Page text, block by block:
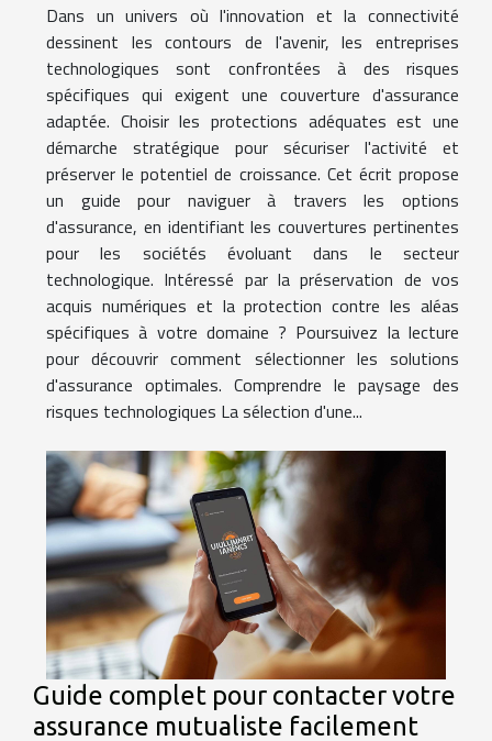
Dans un univers où l'innovation et la connectivité
dessinent les contours de l'avenir, les entreprises
technologiques sont confrontées à des risques
spécifiques qui exigent une couverture d'assurance
adaptée. Choisir les protections adéquates est une
démarche stratégique pour sécuriser l'activité et
préserver le potentiel de croissance. Cet écrit propose
un guide pour naviguer à travers les options
d'assurance, en identifiant les couvertures pertinentes
pour les sociétés évoluant dans le secteur
technologique. Intéressé par la préservation de vos
acquis numériques et la protection contre les aléas
spécifiques à votre domaine ? Poursuivez la lecture
pour découvrir comment sélectionner les solutions
d'assurance optimales. Comprendre le paysage des
risques technologiques La sélection d'une...
Guide complet pour contacter votre
assurance mutualiste facilement